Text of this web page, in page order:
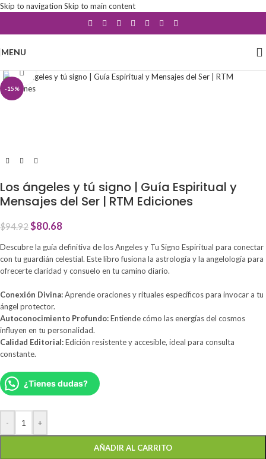
Skip to navigation Skip to main content
MENU
-15%
Click to enlarge
Los ángeles y tú signo | Guía Espiritual y
Mensajes del Ser | RTM Ediciones
$94.92$80.68
Descubre la guía definitiva de los Angeles y Tu Signo Espiritual para conectar
con tu guardián celestial. Este libro fusiona la astrología y la angelología para
ofrecerte claridad y consuelo en tu camino diario.
Conexión Divina:Aprende oraciones y rituales específicos para invocar a tu
ángel protector.
Autoconocimiento Profundo:Entiende cómo las energías del cosmos
influyen en tu personalidad.
Calidad Editorial:Edición resistente y accesible, ideal para consulta
constante.
¿Tienes dudas?
- +
AÑADIR AL CARRITO